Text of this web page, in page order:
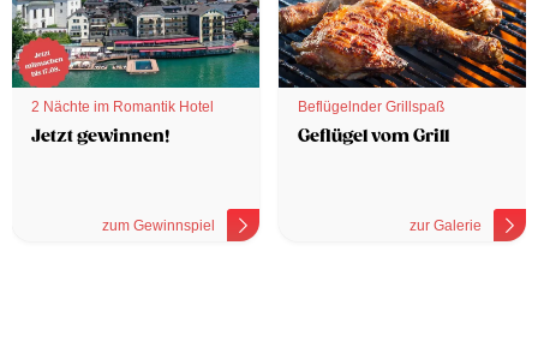
2 Nächte im Romantik Hotel
Jetzt gewinnen!
zum Gewinnspiel
Beflügelnder Grillspaß
Geflügel vom Grill
zur Galerie